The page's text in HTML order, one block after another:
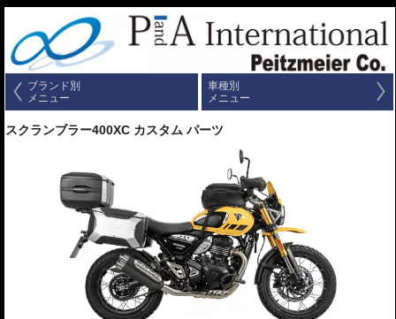
ブランド別
メニュー
車種別
メニュー
スクランブラー400XC カスタム パーツ